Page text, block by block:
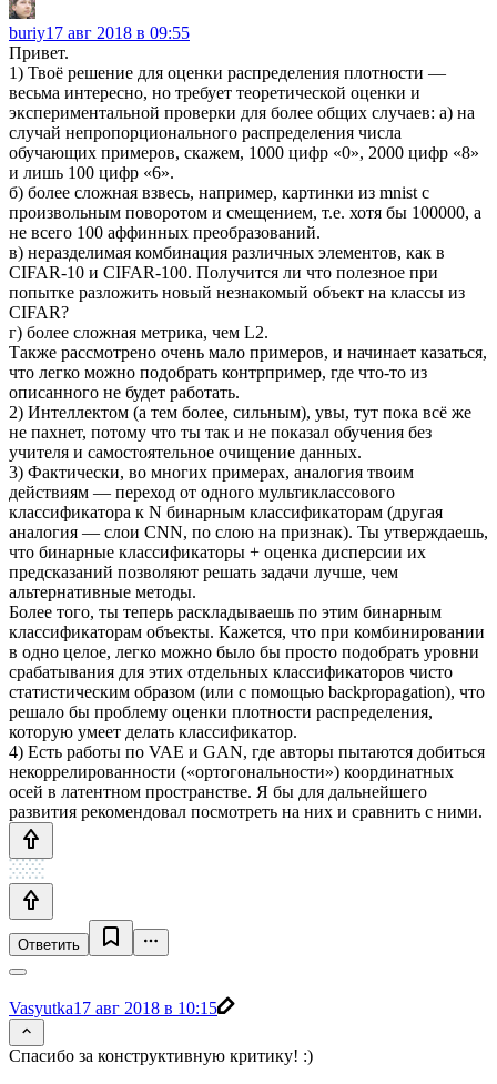
buriy17 авг 2018 в 09:55
Привет.
1) Твоё решение для оценки распределения плотности —
весьма интересно, но требует теоретической оценки и
экспериментальной проверки для более общих случаев: а) на
случай непропорционального распределения числа
обучающих примеров, скажем, 1000 цифр «0», 2000 цифр «8»
и лишь 100 цифр «6».
б) более сложная взвесь, например, картинки из mnist с
произвольным поворотом и смещением, т.е. хотя бы 100000, а
не всего 100 аффинных преобразований.
в) неразделимая комбинация различных элементов, как в
CIFAR-10 и CIFAR-100. Получится ли что полезное при
попытке разложить новый незнакомый объект на классы из
CIFAR?
г) более сложная метрика, чем L2.
Также рассмотрено очень мало примеров, и начинает казаться,
что легко можно подобрать контрпример, где что-то из
описанного не будет работать.
2) Интеллектом (а тем более, сильным), увы, тут пока всё же
не пахнет, потому что ты так и не показал обучения без
учителя и самостоятельное очищение данных.
3) Фактически, во многих примерах, аналогия твоим
действиям — переход от одного мультиклассового
классификатора к N бинарным классификаторам (другая
аналогия — слои CNN, по слою на признак). Ты утверждаешь,
что бинарные классификаторы + оценка дисперсии их
предсказаний позволяют решать задачи лучше, чем
альтернативные методы.
Более того, ты теперь раскладываешь по этим бинарным
классификаторам объекты. Кажется, что при комбинировании
в одно целое, легко можно было бы просто подобрать уровни
срабатывания для этих отдельных классификаторов чисто
статистическим образом (или с помощью backpropagation), что
решало бы проблему оценки плотности распределения,
которую умеет делать классификатор.
4) Есть работы по VAE и GAN, где авторы пытаются добиться
некоррелированности («ортогональности») координатных
осей в латентном пространстве. Я бы для дальнейшего
развития рекомендовал посмотреть на них и сравнить с ними.
Ответить
Vasyutka17 авг 2018 в 10:15
Спасибо за конструктивную критику! :)